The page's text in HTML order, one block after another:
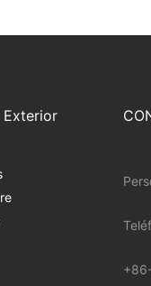
Exterior